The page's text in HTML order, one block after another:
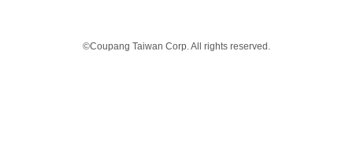
©Coupang Taiwan Corp. All rights reserved.